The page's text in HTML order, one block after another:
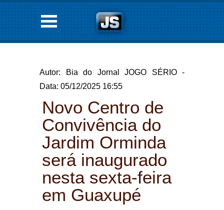
Autor: Bia do Jornal JOGO SÉRIO -
Data: 05/12/2025 16:55
Novo Centro de
Convivência do
Jardim Orminda
será inaugurado
nesta sexta-feira
em Guaxupé